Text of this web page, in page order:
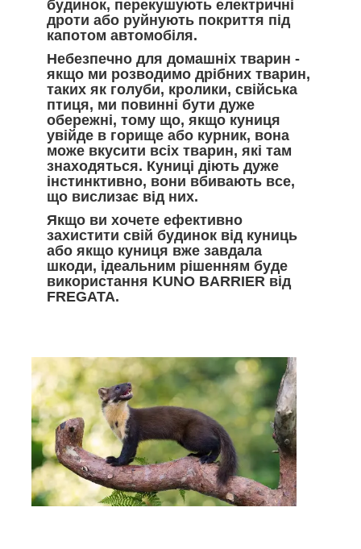
будинок, перекушують електричні
дроти або руйнують покриття під
капотом автомобіля.
Небезпечно для домашніх тварин -
якщо ми розводимо дрібних тварин,
таких як голуби, кролики, свійська
птиця, ми повинні бути дуже
обережні, тому що, якщо куниця
увійде в горище або курник, вона
може вкусити всіх тварин, які там
знаходяться. Куниці діють дуже
інстинктивно, вони вбивають все,
що вислизає від них.
Якщо ви хочете ефективно
захистити свій будинок від куниць
або якщо куниця вже завдала
шкоди, ідеальним рішенням буде
використання KUNO BARRIER від
FREGATA.